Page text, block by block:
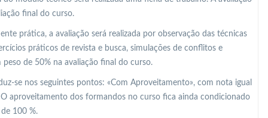
final do curso.
prática, a avaliação será realizada por observação das técnicas
práticos de revista e busca, simulações de conflitos e
de 50% na avaliação final do curso.
se nos seguintes pontos: «Com Aproveitamento», com nota igual
aproveitamento dos formandos no curso fica ainda condicionado
100 %.